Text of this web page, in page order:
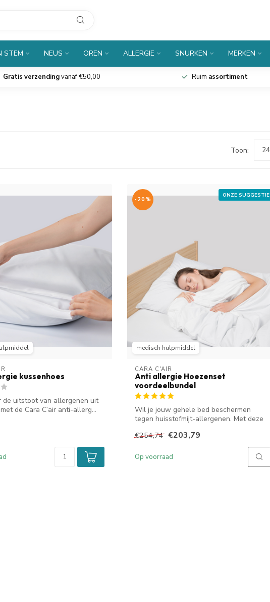
STEM NEUS OREN ALLERGIE SNURKEN MERKEN
Gratis verzendingvanaf €50,00 Ruim assortiment
Toon:
kussenhoes
de uitstoot van allergenen uit
de Cara C’air anti-allerg...
ONZE SUGGESTIE
medisch hulpmiddel
-20%
CARA C'AIR
Anti allergie Hoezenset
voordeelbundel
Wil je jouw gehele bed beschermen
tegen huisstofmijt-allergenen. Met deze
€254,74 €203,79
Op voorraad